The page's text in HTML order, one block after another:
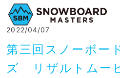
2022/04/07
第三回スノーボー
ズ リザルトムー